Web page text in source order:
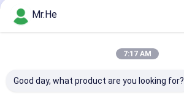
Mr.He
7:17 AM
Good day, what product are you looking for?